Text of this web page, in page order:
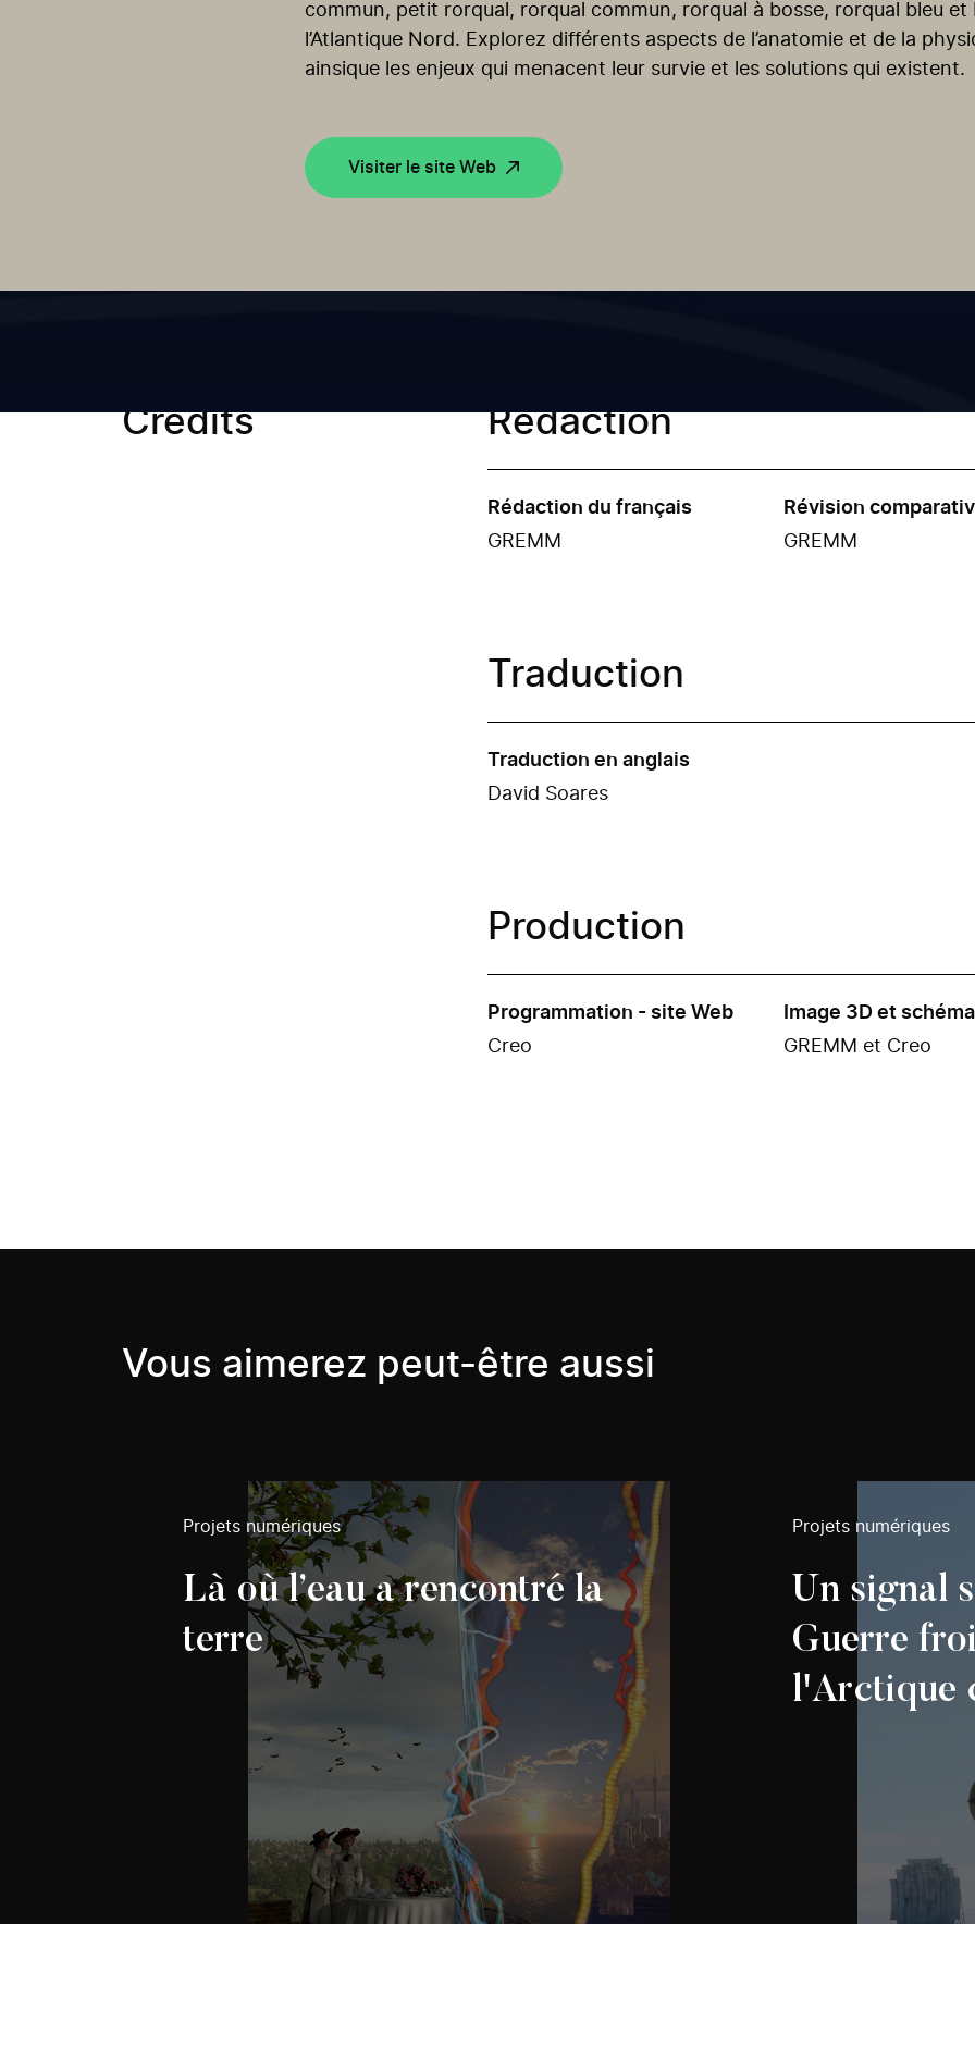
commun, petit rorqual, rorqual commun, rorqual à bosse, rorqual bleu et
l’Atlantique Nord. Explorez différents aspects de l’anatomie et de la
ainsique les enjeux qui menacent leur survie et les solutions qui existent.
Visiter le site Web
Crédits Rédaction
Rédaction du français
GREMM
Révision
GREMM
Traduction
Traduction en anglais
David Soares
Production
Programmation - site Web
Creo
Image 3D et
GREMM et Creo
Vous aimerez peut-être aussi
Projets numériques
Là où l’eau a rencontré la
terre
Projets numériques
Un signal
Guerre
l'Arctique